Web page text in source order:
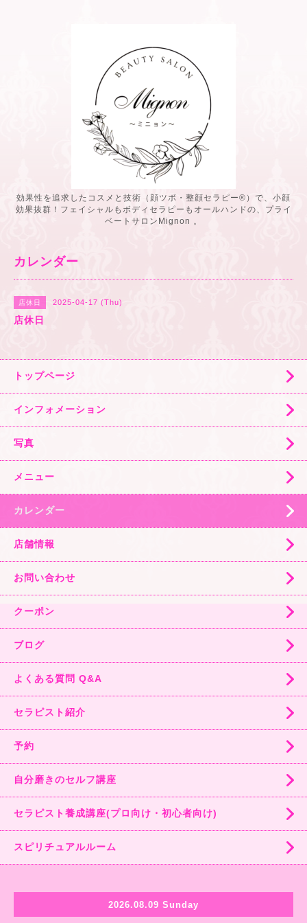
効果性を追求したコスメと技術（顔ツボ・整顔セラピー®️）で、小顔
効果抜群！フェイシャルもボディセラピーもオールハンドの、プライ
ベートサロンMignon 。
カレンダー
店休日 2025-04-17 (Thu)
店休日
トップページ
インフォメーション
写真
メニュー
カレンダー
店舗情報
お問い合わせ
クーポン
ブログ
よくある質問 Q&A
セラピスト紹介
予約
自分磨きのセルフ講座
セラピスト養成講座(プロ向け・初心者向け)
スピリチュアルルーム
2026.08.09 Sunday